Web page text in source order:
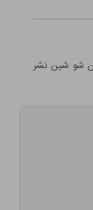
شو شین نشر